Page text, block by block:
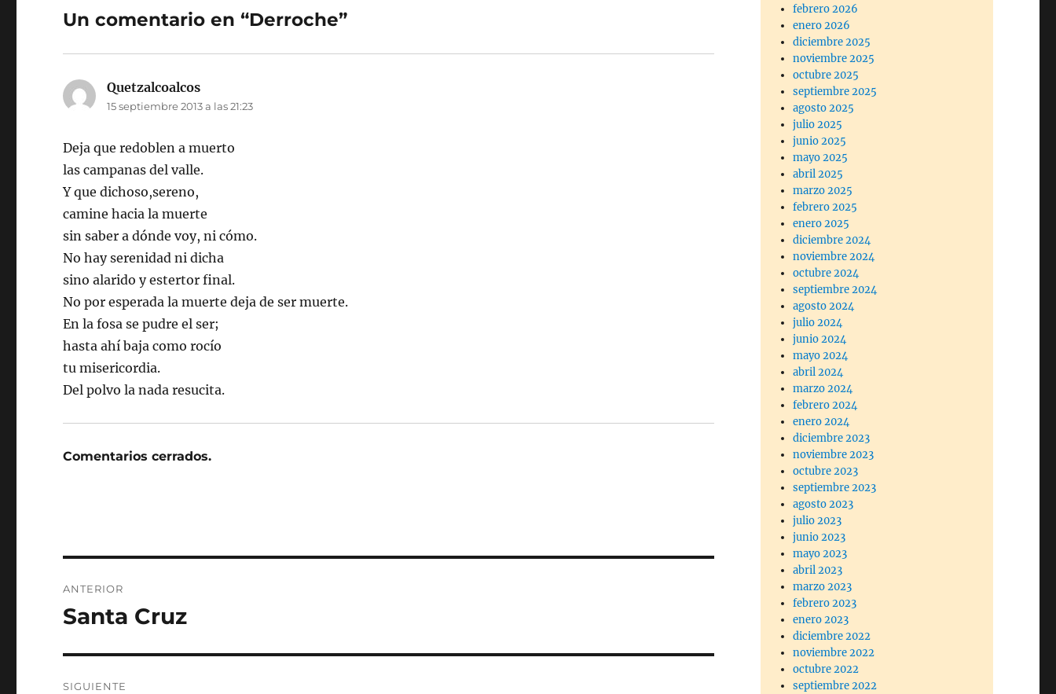
Un comentario en “Derroche”
Quetzalcoalcos
15 septiembre 2013 a las 21:23
Deja que redoblen a muerto
las campanas del valle.
Y que dichoso,sereno,
camine hacia la muerte
sin saber a dónde voy, ni cómo.
No hay serenidad ni dicha
sino alarido y estertor final.
No por esperada la muerte deja de ser muerte.
En la fosa se pudre el ser;
hasta ahí baja como rocío
tu misericordia.
Del polvo la nada resucita.
Comentarios cerrados.
de
ANTERIOR
Entrada
Santa Cruz
SIGUIENTE
febrero 2026
enero 2026
diciembre 2025
noviembre 2025
octubre 2025
septiembre 2025
agosto 2025
julio 2025
junio 2025
mayo 2025
abril 2025
marzo 2025
febrero 2025
enero 2025
diciembre 2024
noviembre 2024
octubre 2024
septiembre 2024
agosto 2024
julio 2024
junio 2024
mayo 2024
abril 2024
marzo 2024
febrero 2024
enero 2024
diciembre 2023
noviembre 2023
octubre 2023
septiembre 2023
agosto 2023
julio 2023
junio 2023
mayo 2023
abril 2023
marzo 2023
febrero 2023
enero 2023
diciembre 2022
noviembre 2022
octubre 2022
septiembre 2022